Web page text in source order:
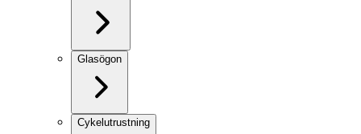
Glasögon
Cykelutrustning